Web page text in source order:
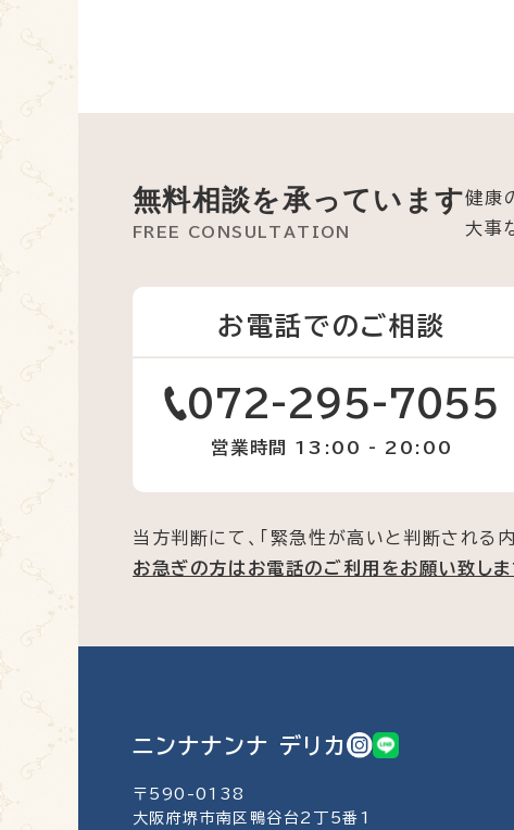
無料相談を承っています
FREE CONSULTATION
健康
大事
お電話でのご相談
072-295-7055
営業時間 13:00 - 20:00
当方判断にて、「緊急性が高いと判断される
お急ぎの方はお電話のご利用をお願い致しま
ニンナナンナ デリカ
〒590-0138
大阪府堺市南区鴨谷台2丁5番1